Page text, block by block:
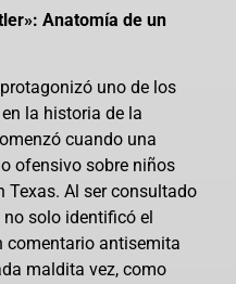
Anatomía de un
uno de los
la historia de la
cuando una
ofensivo sobre niños
Texas. Al ser consultado
solo identificó el
comentario antisemita
maldita vez, como